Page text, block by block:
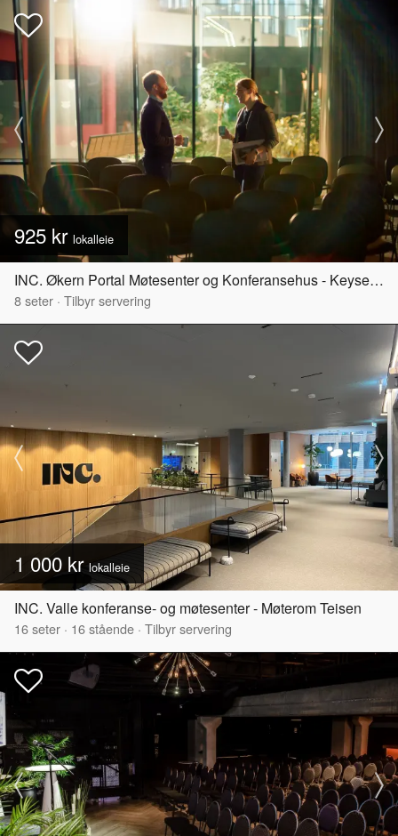
925 kr lokalleie
INC. Økern Portal Møtesenter og Konferansehus - Keyserløkka
8seter · Tilbyr servering
1 000 kr lokalleie
INC. Valle konferanse- og møtesenter - Møterom Teisen
16seter · 16stående · Tilbyr servering